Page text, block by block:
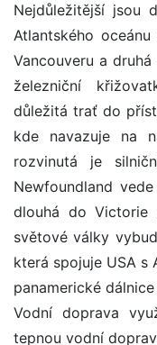
Nejdůležitější jsou
Atlantského
Vancouveru a
železniční
důležitá trať do
kde navazuje na
rozvinutá je
Newfoundland
dlouhá do Victorie
světové války
která spojuje USA s
panamerické
Vodní doprava
tepnou vodní